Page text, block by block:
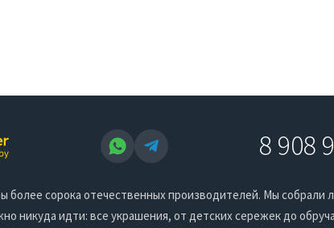
8 908
более сорока отечественных производителей. Мы собрали
идти: все украшения, от детских сережек до